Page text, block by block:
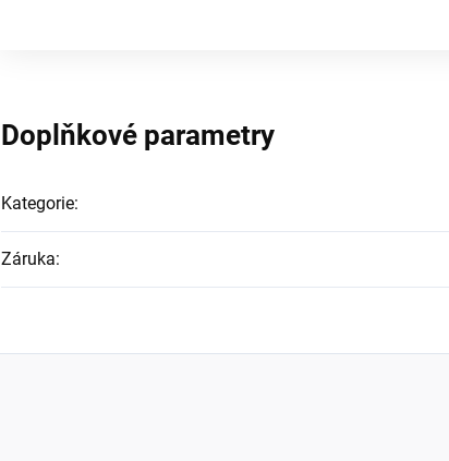
Doplňkové parametry
Kategorie:
Záruka: